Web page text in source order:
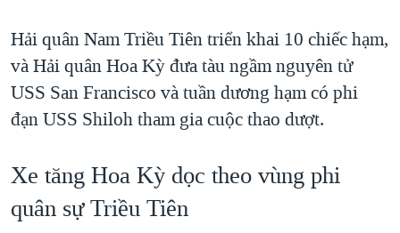
Hải quân Nam Triều Tiên triển khai 10 chiếc hạm,
và Hải quân Hoa Kỳ đưa tàu ngầm nguyên tử
USS San Francisco và tuần dương hạm có phi
đạn USS Shiloh tham gia cuộc thao dượt.
Xe tăng Hoa Kỳ dọc theo vùng phi
quân sự Triều Tiên